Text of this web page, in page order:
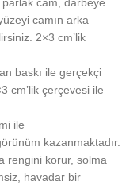
cam, darbeye
camın arka
2×3 cm’lik
baskı ile gerçekçi
cm’lik çerçevesi ile
ile
kazanmaktadır.
rengini korur, solma
havadar bir